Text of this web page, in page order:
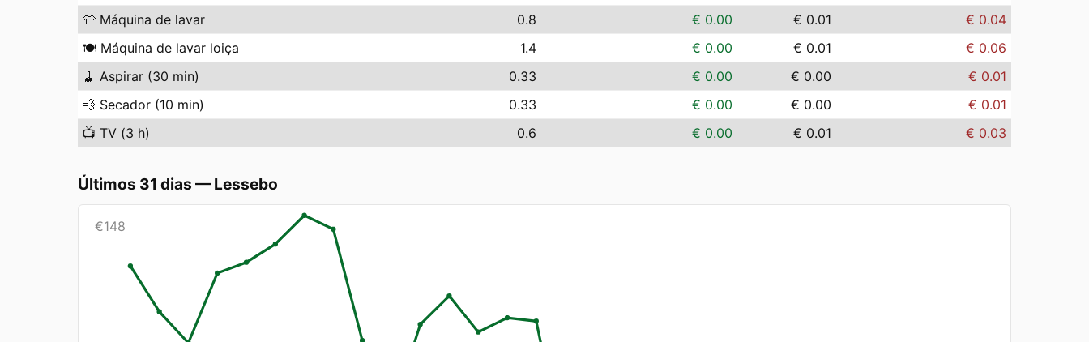
👕 Máquina de lavar 0.8 € 0.00 € 0.01
€ 0.04
🍽️ Máquina de lavar loiça 1.4 € 0.00 € 0.01
€ 0.06
🧹 Aspirar (30 min) 0.33 € 0.00 € 0.00
€ 0.01
💨 Secador (10 min) 0.33 € 0.00 € 0.00
€ 0.01
📺 TV (3 h) 0.6 € 0.00 € 0.01 € 0.03
Últimos 31 dias —Lessebo
€148